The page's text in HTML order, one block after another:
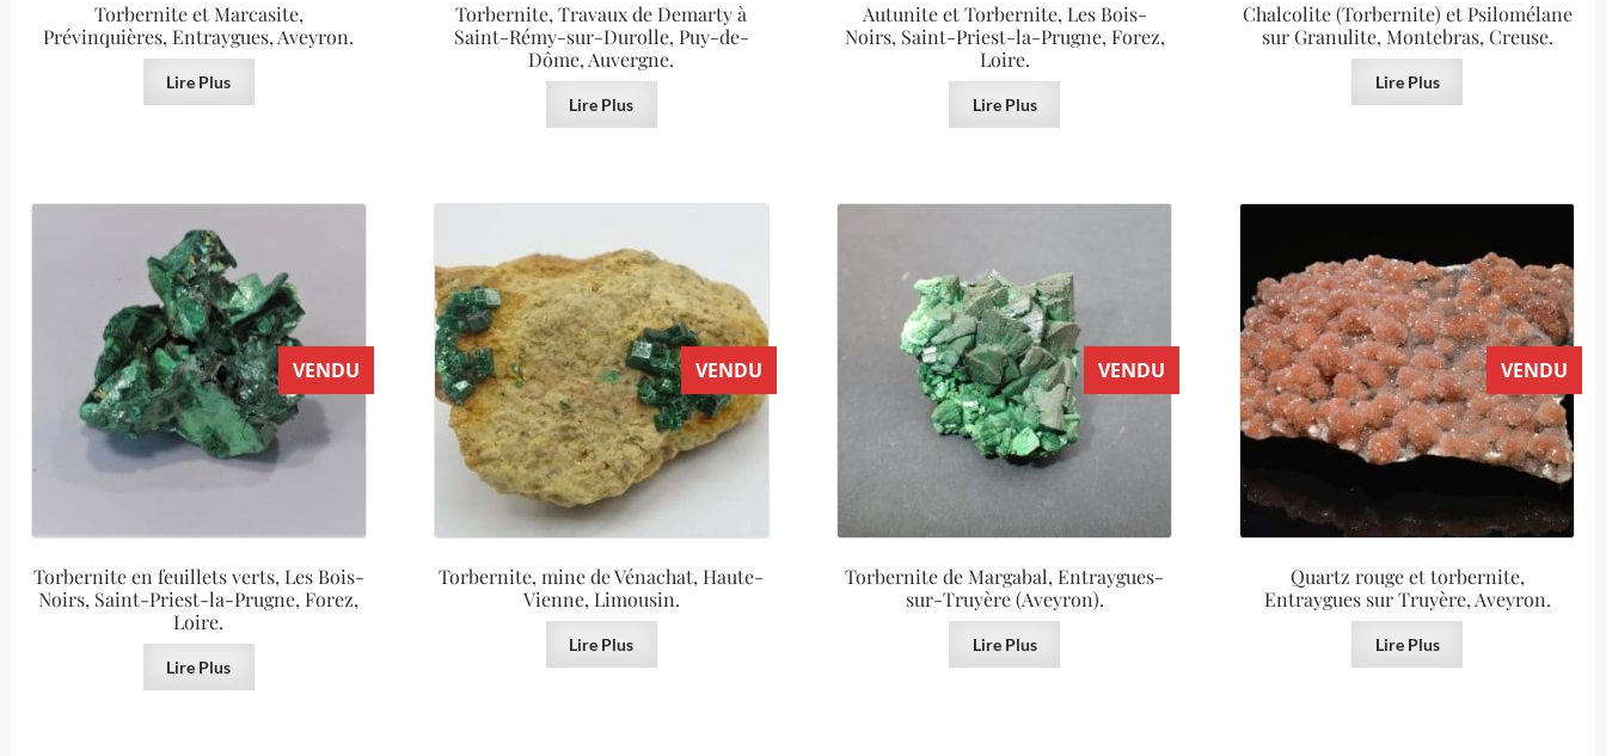
Torbernite et Marcasite,
Prévinquières, Entraygues, Aveyron.
Lire Plus
Torbernite, Travaux de Demarty à
Saint-Rémy-sur-Durolle, Puy-de-
Dôme, Auvergne.
Lire Plus
Autunite et Torbernite, Les Bois-
Noirs, Saint-Priest-la-Prugne, Forez,
Loire.
Lire Plus
Chalcolite (Torbernite) et Psilomélane
sur Granulite, Montebras, Creuse.
Lire Plus
VENDU
Torbernite en feuillets verts, Les Bois-
Noirs, Saint-Priest-la-Prugne, Forez,
Loire.
Lire Plus
VENDU
Torbernite, mine de Vénachat, Haute-
Vienne, Limousin.
Lire Plus
VENDU
Torbernite de Margabal, Entraygues-
sur-Truyère (Aveyron).
Lire Plus
VENDU
Quartz rouge et torbernite,
Entraygues sur Truyère, Aveyron.
Lire Plus